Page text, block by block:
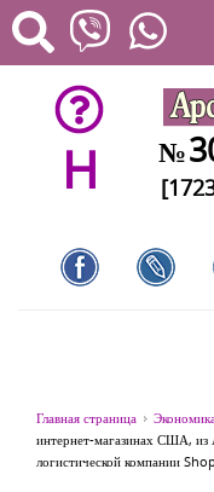
H №
Главная страница
интернет-магазинах США,
логистической компании